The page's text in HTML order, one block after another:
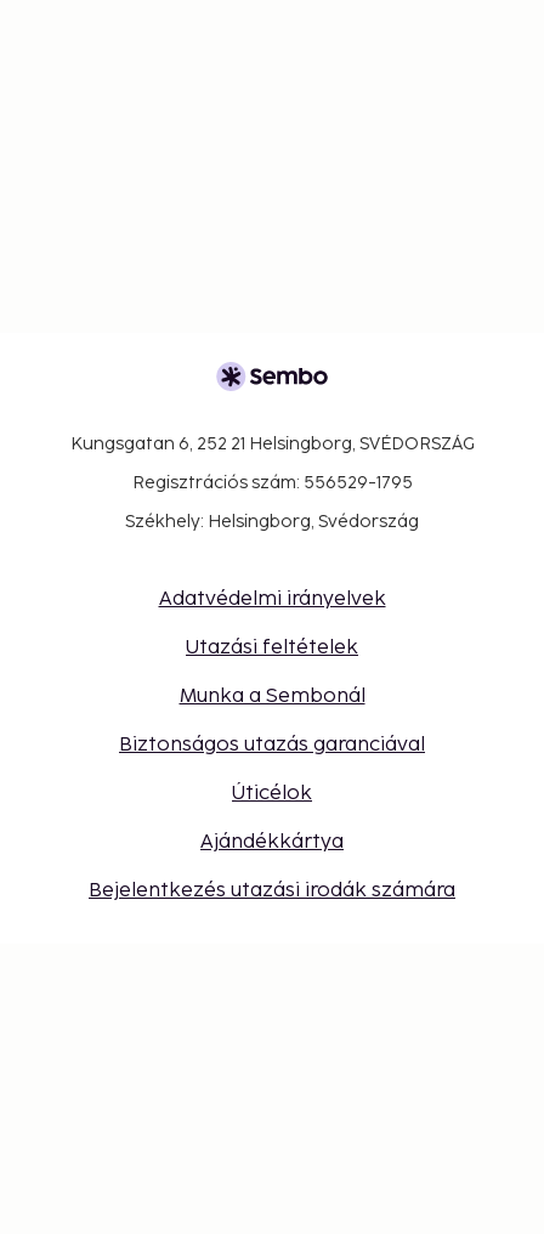
Kungsgatan 6, 252 21 Helsingborg, SVÉDORSZÁG
Regisztrációs szám: 556529-1795
Székhely: Helsingborg, Svédország
Adatvédelmi irányelvek
Utazási feltételek
Munka a Sembonál
Biztonságos utazás garanciával
Úticélok
Ajándékkártya
Bejelentkezés utazási irodák számára